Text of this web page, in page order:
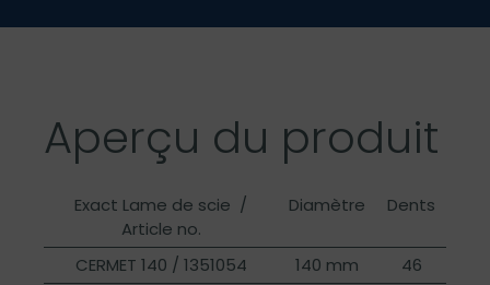
Aperçu du produit
Exact Lame de scie /
Article no.
Diamètre Dents
CERMET 140 / 1351054 140 mm
46